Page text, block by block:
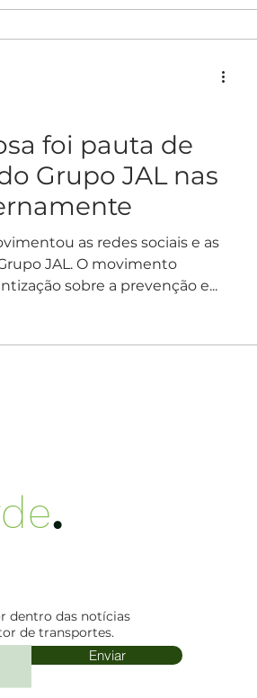
foi pauta de
Grupo JAL nas
as redes sociais e as
JAL. O movimento
sobre a prevenção e...
.
Enviar
dentro das notícias
de transportes.